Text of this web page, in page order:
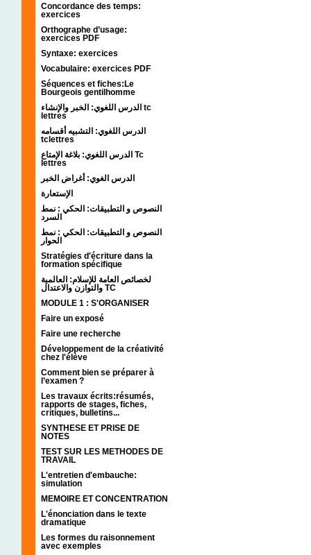
Concordance des temps:
exercices
Orthographe d’usage:
exercices PDF
Syntaxe: exercices
Vocabulaire: exercices PDF
Séquences et fiches:Le
Bourgeois gentilhomme
الدرس اللغوي: الخبر والإنشاء tc
lettres
الدرس اللغوي: التشبيه أقسامه
tclettres
الدرس اللغوي: بلاغة الإمتاع Tc
lettres
الدرس الغوي: أغراض الخبر
الإستعارة
النصوص و التطبيقات: الحكي : نمط
السرد
النصوص و التطبيقات: الحكي : نمط
الحوار
Stratégies d'écriture dans la
formation spécifique
لخصائص العامة للإسلام: العالمية
والتوازن والاعتدال TC
MODULE 1 : S'ORGANISER
Faire un exposé
Faire une recherche
Développement de la créativité
chez l'élève
Comment bien se préparer à
l’examen ?
Les travaux écrits:résumés,
rapports de stages, fiches,
critiques, bulletins...
SYNTHESE ET PRISE DE
NOTES
TEST SUR LES METHODES DE
TRAVAIL
L'entretien d'embauche:
simulation
MEMOIRE ET CONCENTRATION
L'énonciation dans le texte
dramatique
Les formes du raisonnement
avec exemples